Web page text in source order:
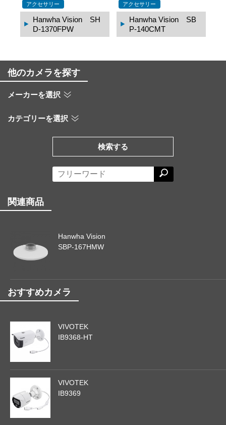
アクセサリー
Hanwha Vision SH
D-1370FPW
アクセサリー
Hanwha Vision SB
P-140CMT
他のカメラを探す
メーカーを選択
カテゴリーを選択
検索する
関連商品
Hanwha Vision
SBP-167HMW
おすすめカメラ
VIVOTEK
IB9368-HT
VIVOTEK
IB9369